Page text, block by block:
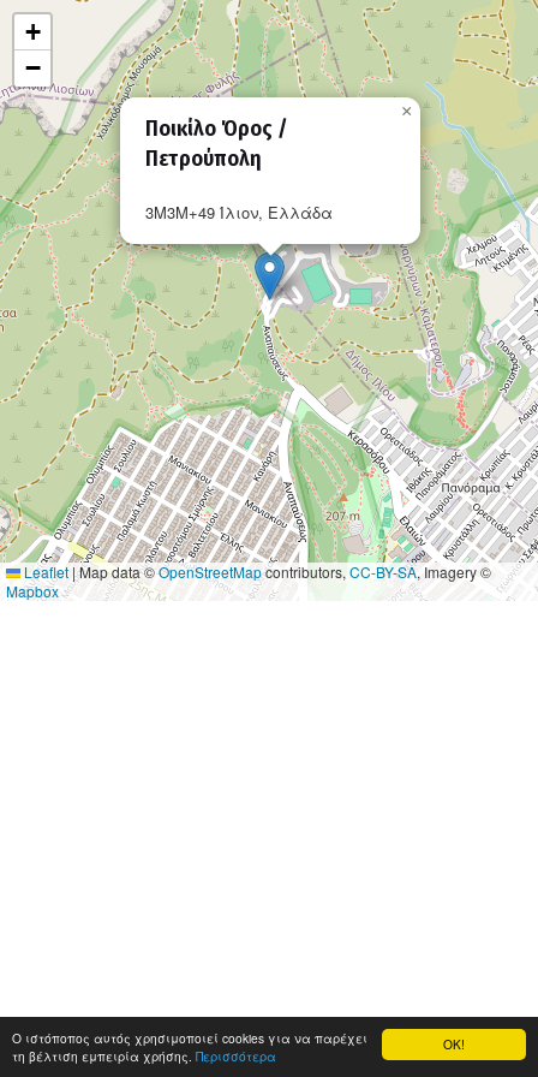
OK!
Ο ιστόποπος αυτός χρησιμοποιεί cookies για να παρέχει
τη βέλτιση εμπειρία χρήσης. Περισσότερα
Ποικίλο Όρος /
Πετρούπολη
3M3M+49 Ίλιον, Ελλάδα
×
+
−
Leaflet |Map data ©OpenStreetMapcontributors, CC-BY-SA, Imagery ©
Mapbox